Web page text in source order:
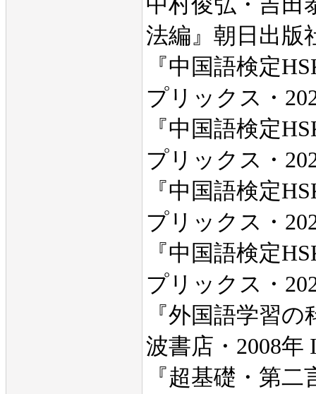
法編』朝日出版
『中国語検定
プリックス・
『中国語検定
プリックス・
『中国語検定
プリックス・
『中国語検定
プリックス・
『外国語学習
波書店・2008年
『超基礎・第